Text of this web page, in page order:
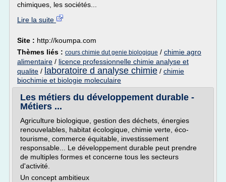
chimiques, les sociétés...
Lire la suite
Site : http://koumpa.com
Thèmes liés : cours chimie dut genie biologique / chimie agro
alimentaire / licence professionnelle chimie analyse et
qualite / laboratoire d analyse chimie / chimie
biochimie et biologie moleculaire
Les métiers du développement durable -
Métiers ...
Agriculture biologique, gestion des déchets, énergies
renouvelables, habitat écologique, chimie verte, éco-
tourisme, commerce équitable, investissement
responsable... Le développement durable peut prendre
de multiples formes et concerne tous les secteurs
d'activité.
Un concept ambitieux